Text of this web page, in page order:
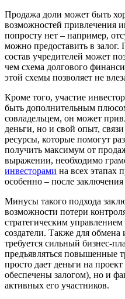
Продажа доли может быть
возможностей привлечения
попросту нет – например,
можно предоставить в
состав учредителей может
чем схема долгового
этой схемы позволяет не
Кроме того, участие
быть дополнительным
совладельцем, он может
деньги, но и свой опыт,
ресурсы, которые помогут
получить максимум от
выражении, необходимо
инвесторами на всех этапах
особенно – после
Минусы такого подхода
возможности потери
стратегическим
создатели. Также для
требуется сильный бизнес-
предъявляться повышенные
просто дает деньги на
обеспечены залогом), но и
активных его участников.